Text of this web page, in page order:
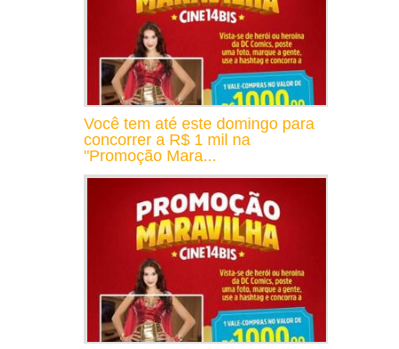
Você tem até este domingo para
concorrer a R$ 1 mil na
"Promoção Mara...